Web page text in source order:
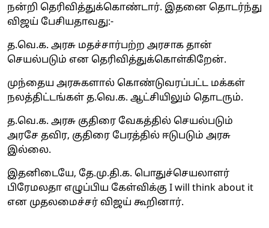
நன்றி தெரிவித்துக்கொண்டார். இதனை தொடர்ந்து
விஜய் பேசியதாவது:-
த.வெ.க. அரசு மதச்சார்பற்ற அரசாக தான்
செயல்படும் என தெரிவித்துக்கொள்கிறேன்.
முந்தைய அரசுகளால் கொண்டுவரப்பட்ட மக்கள்
நலத்திட்டங்கள் த.வெ.க. ஆட்சியிலும் தொடரும்.
த.வெ.க. அரசு குதிரை வேகத்தில் செயல்படும்
அரசே தவிர, குதிரை பேரத்தில் ஈடுபடும் அரசு
இல்லை.
இதனிடையே, தே.மு.தி.க. பொதுச்செயலாளர்
பிரேமலதா எழுப்பிய கேள்விக்கு I will think about it
என முதலமைச்சர் விஜய் கூறினார்.